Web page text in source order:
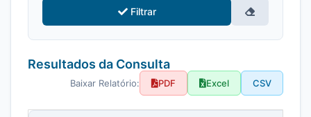
Filtrar
Resultados da Consulta
Baixar Relatório: PDF Excel CSV